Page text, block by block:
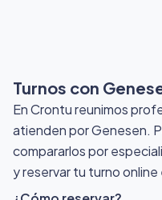
Turnos con
En Crontu reunimos
atienden por Genesen.
compararlos por
y reservar tu turno